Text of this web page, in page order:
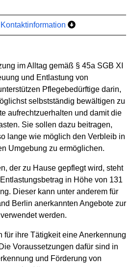
Kontaktinformation
im Alltag gemäß § 45a SGB XI
und Entlastung von
Pflegebedürftige darin,
selbstständig bewältigen zu
aufrechtzuerhalten und damit die
Sie sollen dazu beitragen,
lange wie möglich den Verbleib in
Umgebung zu ermöglichen.
der zu Hause gepflegt wird, steht
in Höhe von 131
Dieser kann unter anderem für
Berlin anerkannten Angebote zur
werden.
für ihre Tätigkeit eine Anerkennung
Voraussetzungen dafür sind in
und Förderung von